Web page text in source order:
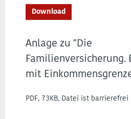
Download
Anlage zu "Die
Familienversicherung.
mit
PDF, 73KB, Datei ist barrierefrei